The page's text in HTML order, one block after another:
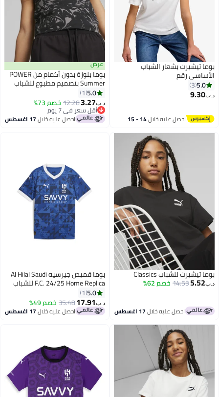
4
بوما تيشيرت بشعار الشباب
الأساسي رقم
5.0
3
د.ب‏9.30
احصل عليه خلال 14 - 15
عرض
بوما بلوزة بدون أكمام من POWER
Summer بتصميم مطبوع للشباب
5.0
1
د.ب‏3.27
12.28خصم 73% أقل سعر في 7 يوم
باقي 1 وحدات في المخزون
أقل سعر في 7 يوماحصل عليه خلال17 اغسطس
بوما تيشيرت للشباب Classics
د.ب‏5.52
14.53خصم 62%
احصل عليه خلال17 اغسطس
بوما قميص جيرسيه Al Hilal Saudi
F.C. 24/25 Home Replica للشباب
5.0
1
د.ب‏17.91
35.48خصم 49%
احصل عليه خلال17 اغسطس